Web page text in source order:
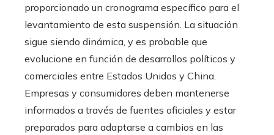
proporcionado un cronograma específico para el
levantamiento de esta suspensión. La situación
sigue siendo dinámica, y es probable que
evolucione en función de desarrollos políticos y
comerciales entre Estados Unidos y China.
Empresas y consumidores deben mantenerse
informados a través de fuentes oficiales y estar
preparados para adaptarse a cambios en las